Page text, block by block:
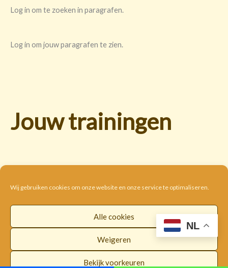
Wij gebruiken cookies om onze website en onze service te optimaliseren.
Alle cookies
Weigeren
Bekijk voorkeuren
Log in om te zoeken in paragrafen.
Log in om jouw paragrafen te zien.
Jouw trainingen
Disclaimer
Privacybeleid
Algemene voorwaarden
Facebook
NL